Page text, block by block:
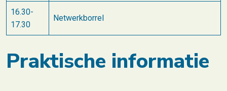
16.30-
17.30
Netwerkborrel
Praktische informatie